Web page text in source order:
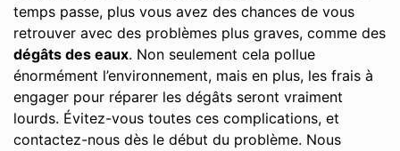
temps passe, plus vous avez des chances de vous
retrouver avec des problèmes plus graves, comme des
dégâts des eaux. Non seulement cela pollue
énormément l’environnement, mais en plus, les frais à
engager pour réparer les dégâts seront vraiment
lourds. Évitez-vous toutes ces complications, et
contactez-nous dès le début du problème. Nous